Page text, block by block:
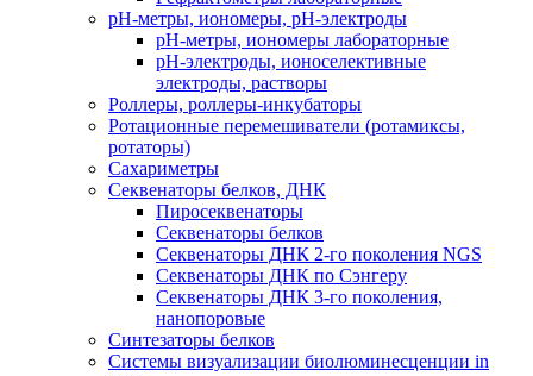
рН-метры, иономеры, рН-электроды
рН-метры, иономеры лабораторные
рН-электроды, ионоселективные
электроды, растворы
Роллеры, роллеры-инкубаторы
Ротационные перемешиватели (ротамиксы,
ротаторы)
Сахариметры
Секвенаторы белков, ДНК
Пиросеквенаторы
Секвенаторы белков
Секвенаторы ДНК 2-го поколения NGS
Секвенаторы ДНК по Сэнгеру
Секвенаторы ДНК 3-го поколения,
нанопоровые
Синтезаторы белков
Системы визуализации биолюминесценции in